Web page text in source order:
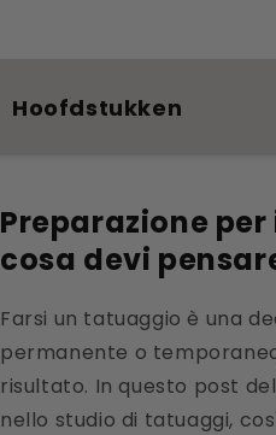
Hoofdstukken
Preparazione
cosa devi
Farsi un tatuaggio è una
permanente o
risultato. In questo post
nello studio di tatuaggi,